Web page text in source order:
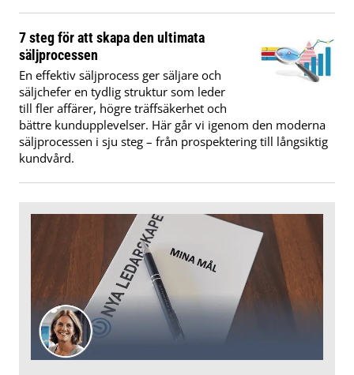
7 steg för att skapa den ultimata
säljprocessen
En effektiv säljprocess ger säljare och
säljchefer en tydlig struktur som leder
till fler affärer, högre träffsäkerhet och
bättre kundupplevelser. Här går vi igenom den moderna
säljprocessen i sju steg – från prospektering till långsiktig
kundvård.